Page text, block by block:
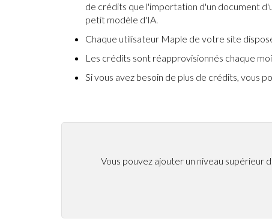
de crédits que l'importation d'un document
petit modèle d'IA.
Chaque utilisateur Maple de votre site
Les crédits sont réapprovisionnés chaque
Si vous avez besoin de plus de crédits, vous
Vous pouvez ajouter un niveau supérieur